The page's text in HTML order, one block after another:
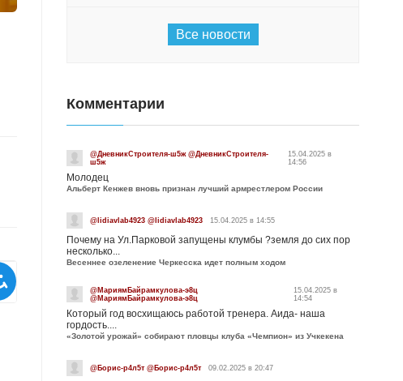
Все новости
Комментарии
@ДневникСтроителя-ш5ж @ДневникСтроителя-
ш5ж
15.04.2025 в
14:56
Молодец
Альберт Кенжев вновь признан лучший армрестлером России
@lidiavlab4923 @lidiavlab4923 15.04.2025 в 14:55
Почему на Ул.Парковой запущены клумбы ?земля до сих пор
несколько...
Весеннее озеленение Черкесска идет полным ходом
@МариямБайрамкулова-э8ц
@МариямБайрамкулова-э8ц
15.04.2025 в
14:54
Который год восхищаюсь работой тренера. Аида- наша
гордость....
«Золотой урожай» собирают пловцы клуба «Чемпион» из Учкекена
@Борис-р4л5т @Борис-р4л5т 09.02.2025 в 20:47